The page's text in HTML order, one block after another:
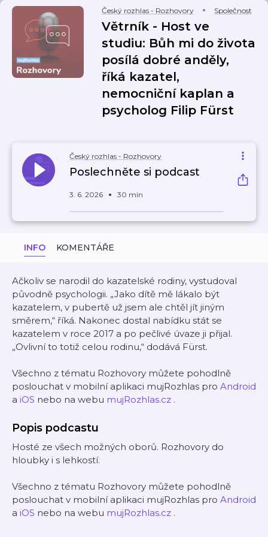
Český rozhlas - Rozhovory Společnost
Větrník - Host ve
studiu: Bůh mi do života
posílá dobré anděly,
říká kazatel,
nemocniční kaplan a
psycholog Filip Fürst
Český rozhlas - Rozhovory
Poslechněte si podcast
3. 6. 2026 30 min
INFO KOMENTÁŘE
Ačkoliv se narodil do kazatelské rodiny, vystudoval
původně psychologii. „Jako dítě mě lákalo být
kazatelem, v pubertě už jsem ale chtěl jít jiným
směrem,“ říká. Nakonec dostal nabídku stát se
kazatelem v roce 2017 a po pečlivé úvaze ji přijal.
„Ovlivní to totiž celou rodinu,“ dodává Fürst.
Všechno z tématu Rozhovory můžete pohodlně
poslouchat v mobilní aplikaci mujRozhlas pro Android
a iOS nebo na webu mujRozhlas.cz .
Popis podcastu
Hosté ze všech možných oborů. Rozhovory do
hloubky i s lehkostí.
Všechno z tématu Rozhovory můžete pohodlně
poslouchat v mobilní aplikaci mujRozhlas pro Android
a iOS nebo na webu mujRozhlas.cz .